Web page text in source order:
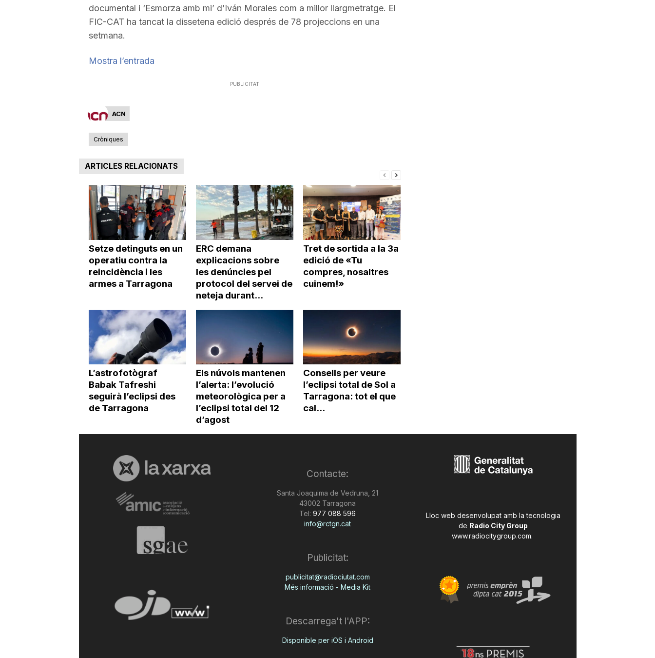
documental i ‘Esmorza amb mi’ d’Iván Morales com a millor llargmetratge. El
FIC-CAT ha tancat la dissetena edició després de 78 projeccions en una
setmana.
Mostra l’entrada
PUBLICITAT
ACN
Cròniques
ARTICLES RELACIONATS
Setze detinguts en un
operatiu contra la
reincidència i les
armes a Tarragona
ERC demana
explicacions sobre
les denúncies pel
protocol del servei de
neteja durant...
Tret de sortida a la 3a
edició de «Tu
compres, nosaltres
cuinem!»
L’astrofotògraf
Babak Tafreshi
seguirà l’eclipsi des
de Tarragona
Els núvols mantenen
l’alerta: l’evolució
meteorològica per a
l’eclipsi total del 12
d’agost
Consells per veure
l’eclipsi total de Sol a
Tarragona: tot el que
cal...
Contacte:
Santa Joaquima de Vedruna, 21
43002 Tarragona
Tel: 977 088 596
info@rctgn.cat
Publicitat:
publicitat@radiociutat.com
Més informació - Media Kit
Descarrega't l'APP:
Disponible per iOS i Android
Lloc web desenvolupat amb la tecnologia
de Radio City Group
www.radiocitygroup.com.